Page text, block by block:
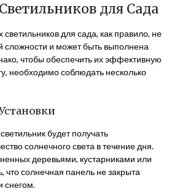
для Сада
светильников для сада, как правило, не
сложности и может быть выполнена
чтобы обеспечить их эффективную
необходимо соблюдать несколько
будет получать
солнечного света в течение дня.
деревьями, кустарниками или
что солнечная панель не закрыта
снегом.